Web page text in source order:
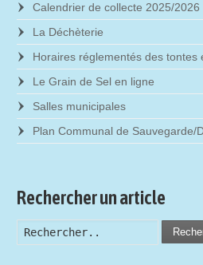
Calendrier de collecte 2025/2026
La Déchèterie
Horaires réglementés des tontes
Le Grain de Sel en ligne
Salles municipales
Plan Communal de Sauvegarde/
Rechercher un article